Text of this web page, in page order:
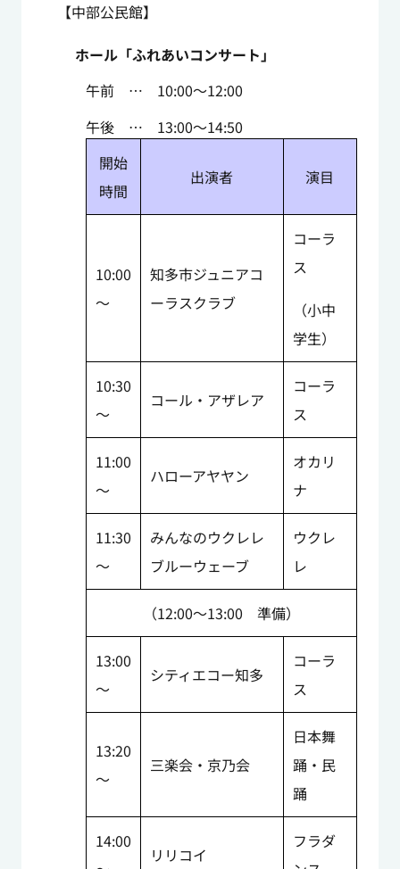
【中部公民館】
ホール「ふれあいコンサート」
午前 … 10:00～12:00
午後 … 13:00～14:50
開始
時間
出演者 演目
10:00
～
知多市ジュニアコ
ーラスクラブ
コーラ
ス
（小中
学生）
10:30
～
コール・アザレア
コーラ
ス
11:00
～
ハローアヤヤン
オカリ
ナ
11:30
～
みんなのウクレレ
ブルーウェーブ
ウクレ
レ
（12:00～13:00 準備）
13:00
～
シティエコー知多
コーラ
ス
13:20
～
三楽会・京乃会
日本舞
踊・民
踊
14:00
リリコイ
フラダ